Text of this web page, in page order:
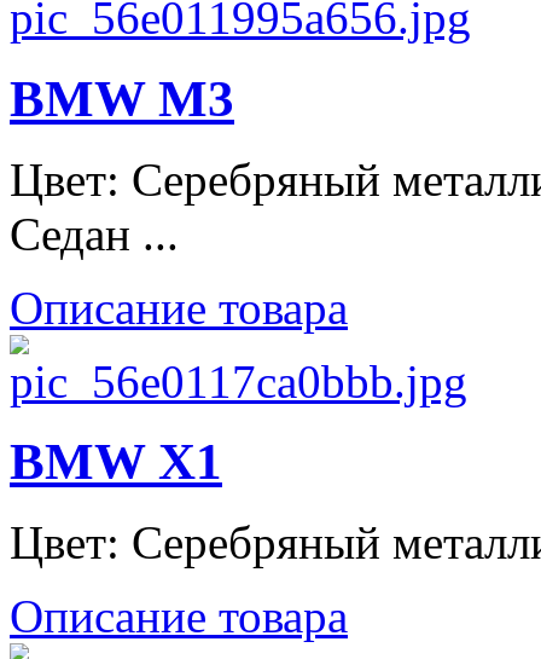
BMW M3
Цвет: Серебряный
Седан ...
Описание товара
BMW X1
Цвет: Серебряный
Описание товара